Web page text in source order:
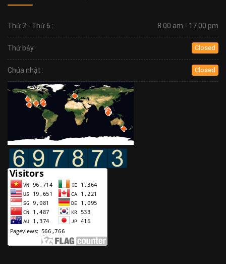
Thứ 2 - Thứ 6 : 8.00 am - 17.00 pm
Thứ bảy : Closed
Chúa nhật : Closed